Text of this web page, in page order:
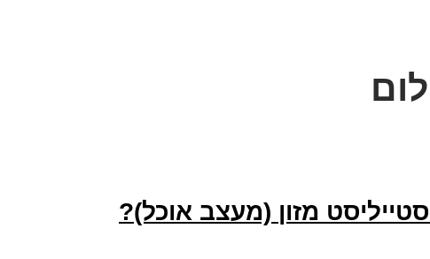
מזון (מעצב אוכל)?